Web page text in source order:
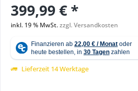
399,99 € *
inkl. 19 % MwSt.zzgl. Versandkosten
Lieferzeit 14 Werktage